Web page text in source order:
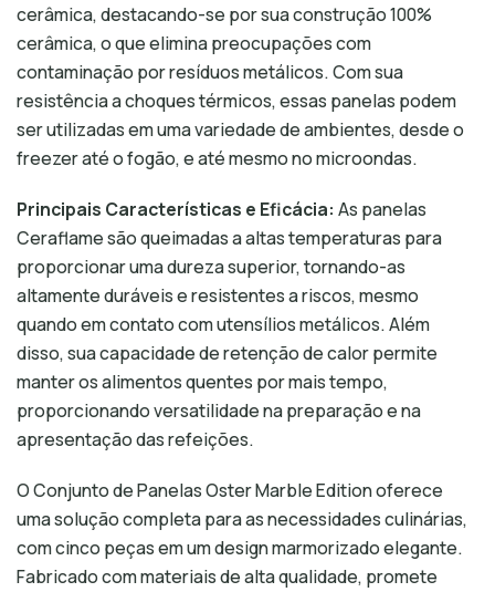
cerâmica, destacando-se por sua construção 100%
cerâmica, o que elimina preocupações com
contaminação por resíduos metálicos. Com sua
resistência a choques térmicos, essas panelas podem
ser utilizadas em uma variedade de ambientes, desde o
freezer até o fogão, e até mesmo no microondas.
Principais Características e Eficácia: As panelas
Ceraflame são queimadas a altas temperaturas para
proporcionar uma dureza superior, tornando-as
altamente duráveis e resistentes a riscos, mesmo
quando em contato com utensílios metálicos. Além
disso, sua capacidade de retenção de calor permite
manter os alimentos quentes por mais tempo,
proporcionando versatilidade na preparação e na
apresentação das refeições.
O Conjunto de Panelas Oster Marble Edition oferece
uma solução completa para as necessidades culinárias,
com cinco peças em um design marmorizado elegante.
Fabricado com materiais de alta qualidade, promete